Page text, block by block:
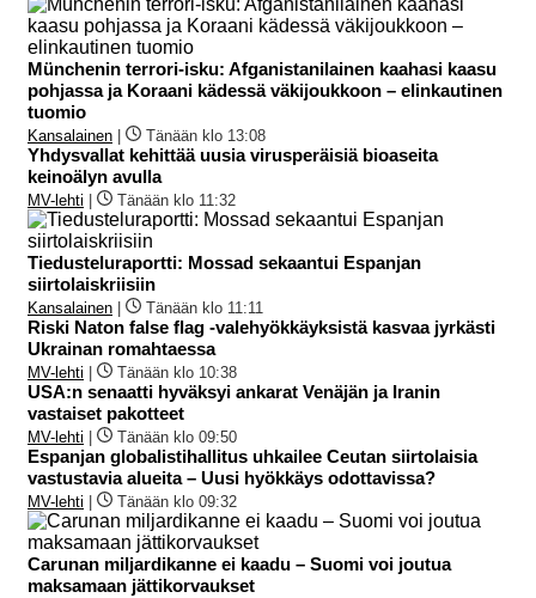
Münchenin terrori-isku: Afganistanilainen kaahasi kaasu
pohjassa ja Koraani kädessä väkijoukkoon – elinkautinen
tuomio
Kansalainen Tänään klo 13:08
Yhdysvallat kehittää uusia virusperäisiä bioaseita
keinoälyn avulla
MV-lehti Tänään klo 11:32
Tiedusteluraportti: Mossad sekaantui Espanjan
siirtolaiskriisiin
Kansalainen Tänään klo 11:11
Riski Naton false flag -valehyökkäyksistä kasvaa jyrkästi
Ukrainan romahtaessa
MV-lehti Tänään klo 10:38
USA:n senaatti hyväksyi ankarat Venäjän ja Iranin
vastaiset pakotteet
MV-lehti Tänään klo 09:50
Espanjan globalistihallitus uhkailee Ceutan siirtolaisia
vastustavia alueita – Uusi hyökkäys odottavissa?
MV-lehti Tänään klo 09:32
Carunan miljardikanne ei kaadu – Suomi voi joutua
maksamaan jättikorvaukset